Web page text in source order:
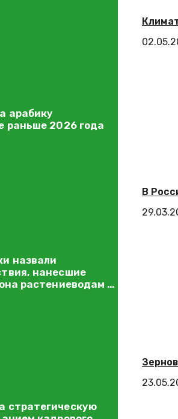
В
арабику
раньше 2026 года
назвали
нанесшие
растениеводам в
стратегическую